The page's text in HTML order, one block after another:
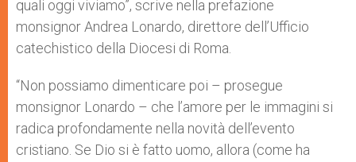
quali oggi viviamo”, scrive nella prefazione
monsignor Andrea Lonardo, direttore dell’Ufficio
catechistico della Diocesi di Roma.
“Non possiamo dimenticare poi – prosegue
monsignor Lonardo – che l’amore per le immagini si
radica profondamente nella novità dell’evento
cristiano. Se Dio si è fatto uomo, allora (come ha